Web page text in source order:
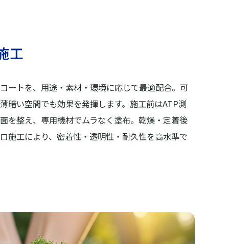
工
ートを、用途・素材・環境に応じて最適配合。可
暗い空間でも効果を発揮します。施工前はATP測
を整え、専用機材でムラなく塗布。乾燥・定着後
施工により、密着性・透明性・耐久性を高水準で